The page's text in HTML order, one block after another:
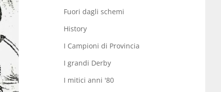
Fuori dagli schemi
History
I Campioni di Provincia
I grandi Derby
I mitici anni '80